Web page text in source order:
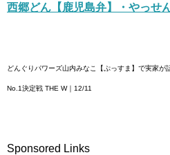
西郷どん【鹿児島弁】・やっせ
どんぐりパワーズ山内みなこ【ぷっすま】で実家が
No.1決定戦 THE W｜12/11
Sponsored Links